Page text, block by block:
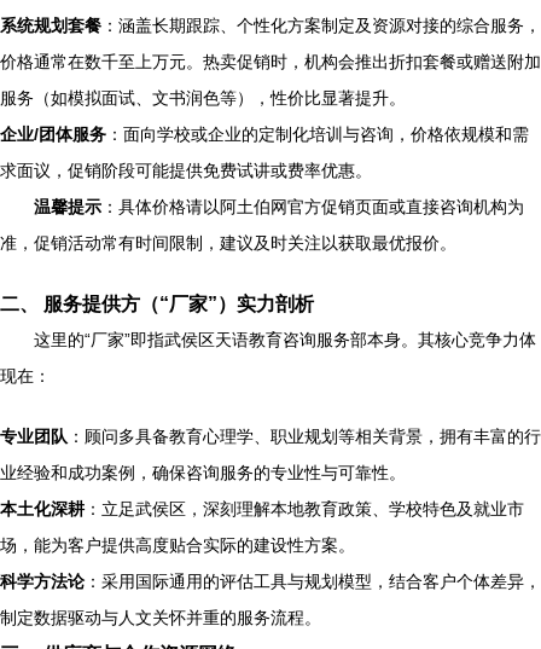
系统规划套餐 ：涵盖长期跟踪、个性化方案制定及资源对接的综合服务，
价格通常在数千至上万元。热卖促销时，机构会推出折扣套餐或赠送附加
服务（如模拟面试、文书润色等），性价比显著提升。
企业/团体服务 ：面向学校或企业的定制化培训与咨询，价格依规模和需
求面议，促销阶段可能提供免费试讲或费率优惠。
温馨提示 ：具体价格请以阿土伯网官方促销页面或直接咨询机构为
准，促销活动常有时间限制，建议及时关注以获取最优报价。
二、 服务提供方（“厂家”）实力剖析
这里的“厂家”即指武侯区天语教育咨询服务部本身。其核心竞争力体
现在：
专业团队 ：顾问多具备教育心理学、职业规划等相关背景，拥有丰富的行
业经验和成功案例，确保咨询服务的专业性与可靠性。
本土化深耕：立足武侯区，深刻理解本地教育政策、学校特色及就业市
场，能为客户提供高度贴合实际的建设性方案。
科学方法论 ：采用国际通用的评估工具与规划模型，结合客户个体差异，
制定数据驱动与人文关怀并重的服务流程。